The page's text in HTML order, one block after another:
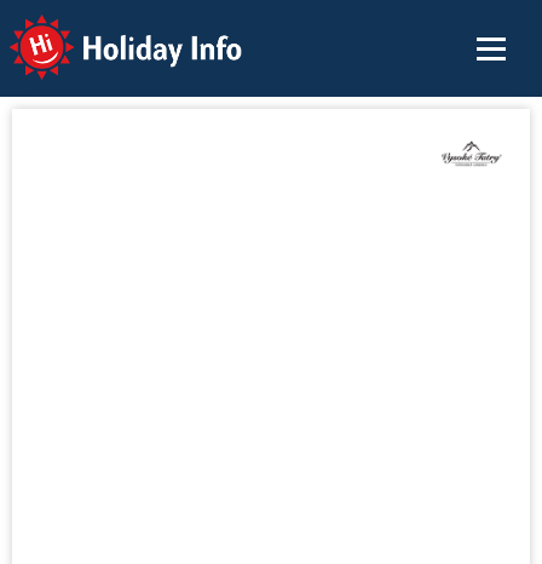
Holiday Info